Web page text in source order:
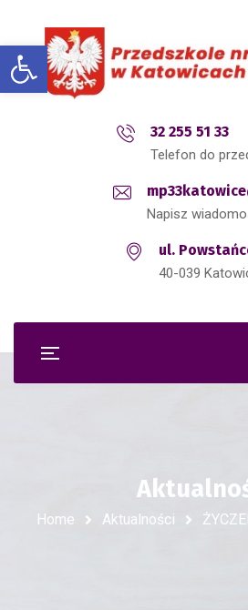
Open toolbar
32 255 51 33
Telefon do
Napisz
ul.
40-039
Home Aktualności